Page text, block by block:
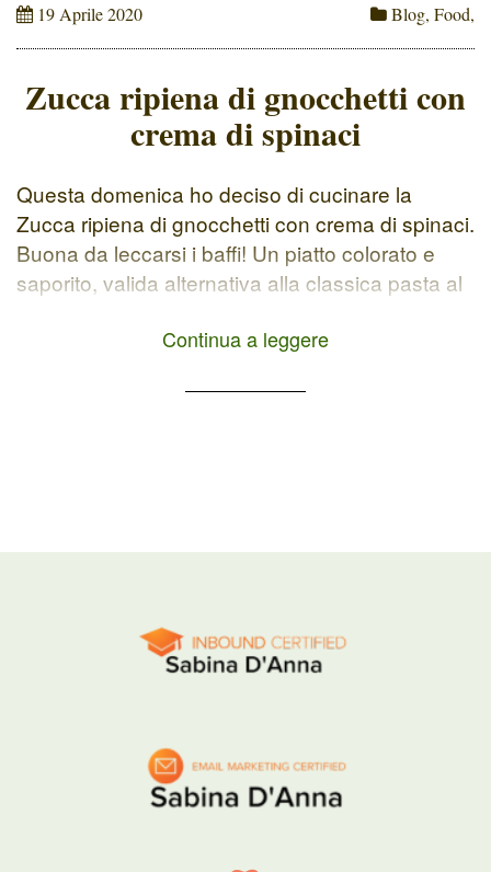
19 Aprile 2020 Blog, Food,
Zucca ripiena di gnocchetti con
crema di spinaci
Questa domenica ho deciso di cucinare la
Zucca ripiena di gnocchetti con crema di spinaci.
Buona da leccarsi i baffi! Un piatto colorato e
saporito, valida alternativa alla classica pasta al
veloci una 30ina di minuti in tutto. Mi piace
un'alimentazione […]
Continua a leggere